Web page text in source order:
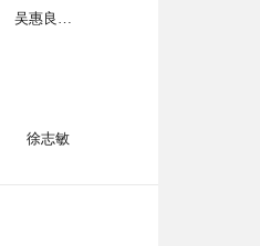
吴惠良（国家一级美术师）
徐志敏